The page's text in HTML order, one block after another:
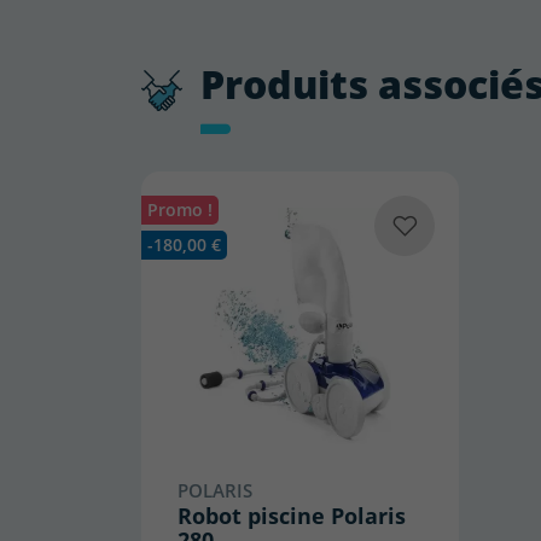
Produits
POLARIS
Robot piscine Polaris
Promo !
-180,00 €